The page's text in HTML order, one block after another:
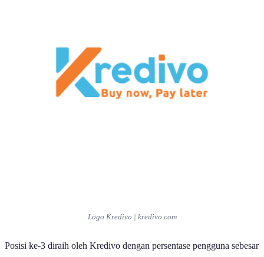
Logo Kredivo | kredivo.com
Posisi ke-3 diraih oleh Kredivo dengan persentase pengguna sebesar